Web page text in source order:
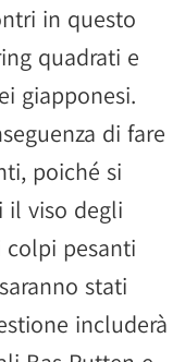
in questo
quadrati e
giapponesi.
di fare
poiché si
il viso degli
colpi pesanti
stati
includerà